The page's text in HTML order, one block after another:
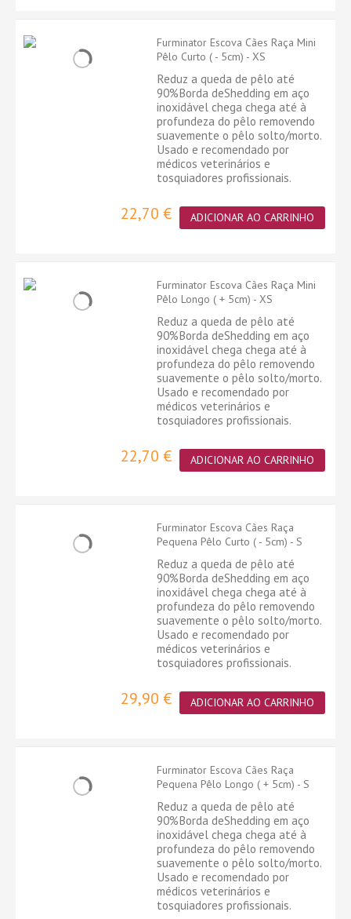
Furminator Escova Cães Raça Mini
Pêlo Curto ( - 5cm) - XS
Reduz a queda de pêlo até
90%Borda deShedding em aço
inoxidável chega chega até à
profundeza do pêlo removendo
suavemente o pêlo solto/morto.
Usado e recomendado por
médicos veterinários e
tosquiadores profissionais.
22,70 € ADICIONAR AO CARRINHO
Furminator Escova Cães Raça Mini
Pêlo Longo ( + 5cm) - XS
Reduz a queda de pêlo até
90%Borda deShedding em aço
inoxidável chega chega até à
profundeza do pêlo removendo
suavemente o pêlo solto/morto.
Usado e recomendado por
médicos veterinários e
tosquiadores profissionais.
22,70 € ADICIONAR AO CARRINHO
Furminator Escova Cães Raça
Pequena Pêlo Curto ( - 5cm) - S
Reduz a queda de pêlo até
90%Borda deShedding em aço
inoxidável chega chega até à
profundeza do pêlo removendo
suavemente o pêlo solto/morto.
Usado e recomendado por
médicos veterinários e
tosquiadores profissionais.
29,90 € ADICIONAR AO CARRINHO
Furminator Escova Cães Raça
Pequena Pêlo Longo ( + 5cm) - S
Reduz a queda de pêlo até
90%Borda deShedding em aço
inoxidável chega chega até à
profundeza do pêlo removendo
suavemente o pêlo solto/morto.
Usado e recomendado por
médicos veterinários e
tosquiadores profissionais.